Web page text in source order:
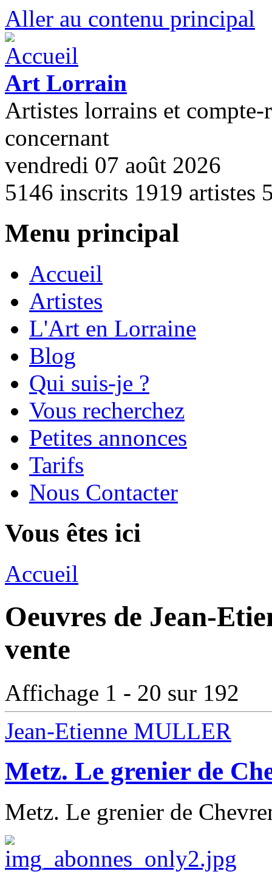
Aller au contenu principal
Art Lorrain
Artistes lorrains et compte-
concernant
vendredi 07 août 2026
5146 inscrits 1919 artistes
Menu principal
Accueil
Artistes
L'Art en Lorraine
Blog
Qui suis-je ?
Vous recherchez
Petites annonces
Tarifs
Nous Contacter
Vous êtes ici
Accueil
Oeuvres de Jean-
vente
Affichage 1 - 20 sur 192
Jean-Etienne MULLER
Metz. Le grenier de
Metz. Le grenier de